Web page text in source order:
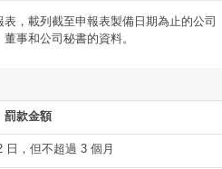
，載列截至申報表製備日期為止的公司
事和公司秘書的資料。
罰款金額
日，但不超過 3 個月